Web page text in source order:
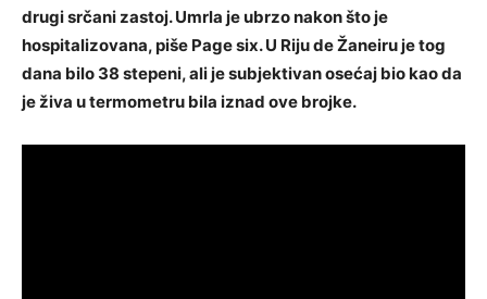
drugi srčani zastoj. Umrla je ubrzo nakon što je
hospitalizovana, piše Page six. U Riju de Žaneiru je tog
dana bilo 38 stepeni, ali je subjektivan osećaj bio kao da
je živa u termometru bila iznad ove brojke.